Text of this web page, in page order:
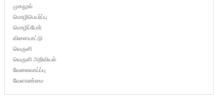
முகநூல்
மொழிபெயர்ப்பு
மொழிப்போர்
விளையாட்டு
வெருளி
வெருளி அறிவியல்
வேலைவாய்ப்பு
வேளாண்மை